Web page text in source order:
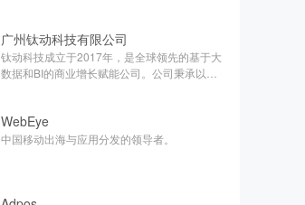
广州钛动科技有限公司
钛动科技成立于2017年，是全球领先的基于大
数据和BI的商业增长赋能公司。公司秉承以服
客户的一站式平台。
WebEye
中国移动出海与应用分发的领导者。